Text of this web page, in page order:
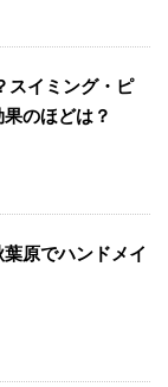
スイミング・ピ
のほどは？
原でハンドメイ